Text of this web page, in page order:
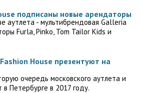
подписаны новые арендаторы
аутлета - мультибрендовая Galleria
Furla, Pinko, Tom Tailor Kids и
House презентуют на
очередь московского аутлета и
Петербурге в 2017 году.